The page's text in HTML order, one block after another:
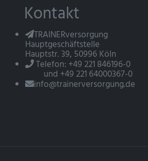
Kontakt
TRAINERversorgung
Hauptgeschäftstelle
Hauptstr. 39, 50996 Köln
Telefon: +49 221 846196-0
und +49 221 64000367-0
info@trainerversorgung.de